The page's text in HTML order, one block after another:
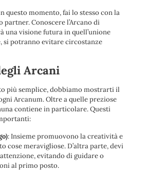
questo momento, fai lo stesso con la
partner. Conoscere l’Arcano di
una visione futura in quell’unione
si potranno evitare circostanze
Arcani
più semplice, dobbiamo mostrarti il
Arcanum. Oltre a quelle preziose
contiene in particolare. Questi
: Insieme promuovono la creatività e
cose meravigliose. D’altra parte, devi
evitando di guidare o
al primo posto.